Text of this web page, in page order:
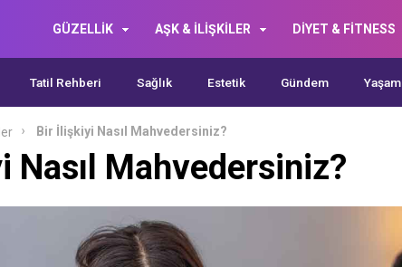
GÜZELLİK AŞK & İLİŞKİLER DİYET & FİTNESS
Tatil Rehberi Sağlık Estetik Gündem Yaşam
Bir İlişkiyi Nasıl Mahvedersiniz?
Nasıl Mahvedersiniz?